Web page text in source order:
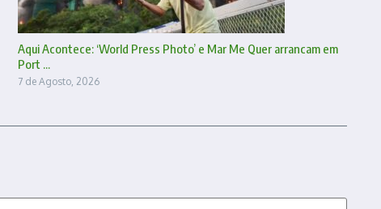
Aqui Acontece: ‘World Press Photo’ e Mar Me Quer arrancam em
Port ...
7 de Agosto, 2026